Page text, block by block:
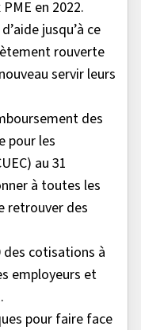
en 2022.
jusqu’à ce
rouverte
servir leurs
des
pour les
au 31
à toutes les
retrouver des
cotisations à
employeurs et
pour faire face